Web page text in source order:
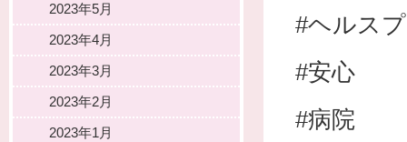
#ヘルス
#安心
#病院
2023年5月
2023年4月
2023年3月
2023年2月
2023年1月